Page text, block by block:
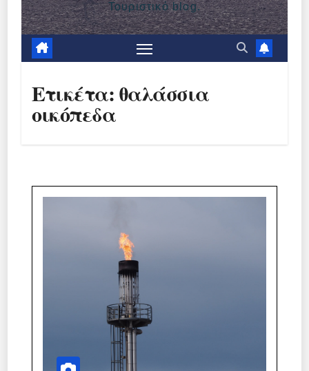
Τουριστικό blog.
Ετικέτα:θαλάσσια
οικόπεδα